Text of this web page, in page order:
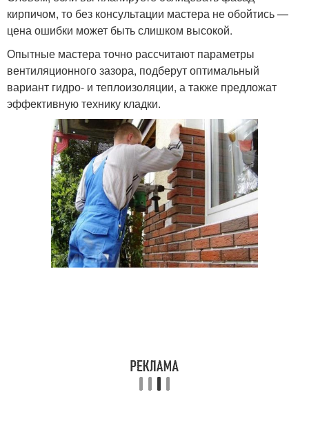
кирпичом, то без консультации мастера не обойтись —
цена ошибки может быть слишком высокой.
Опытные мастера точно рассчитают параметры
вентиляционного зазора, подберут оптимальный
вариант гидро- и теплоизоляции, а также предложат
эффективную технику кладки.